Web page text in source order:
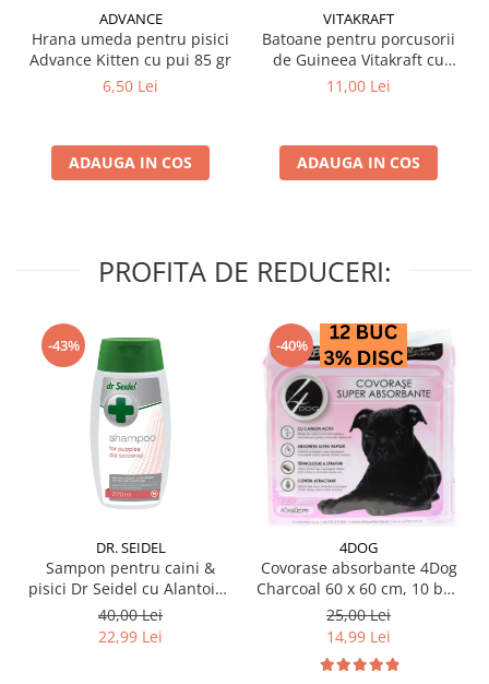
ADVANCE
Hrana umeda pentru pisici
Advance Kitten cu pui 85 gr
6,50 Lei
ADAUGA IN COS
VITAKRAFT
Batoane pentru porcusorii
de Guineea Vitakraft cu
struguri & nuci 2 buc
11,00 Lei
ADAUGA IN COS
PROFITA DE REDUCERI:
-43%
DR. SEIDEL
Sampon pentru caini &
pisici Dr Seidel cu Alantoina
220 ml
40,00 Lei
22,99 Lei
-40%
4DOG
Covorase absorbante 4Dog
Charcoal 60 x 60 cm, 10 buc
/ pachet
25,00 Lei
14,99 Lei